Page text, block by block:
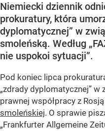
Niemiecki dziennik
prokuratury, która
dyplomatycznej” w
smoleńską. Według
nie uspokoi sytuacji”.
Pod koniec lipca
„zdrady dyplomatycznej”
prawnej współpracy z
smoleńskiej. O sprawie
„Frankfurter Allgemeine